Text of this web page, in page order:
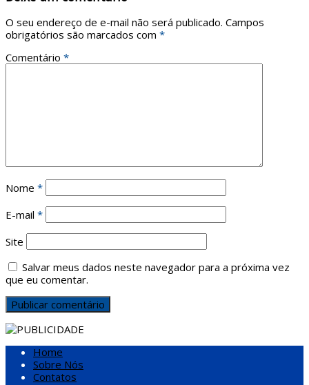
O seu endereço de e-mail não será publicado. Campos
obrigatórios são marcados com *
Comentário *
Nome *
E-mail *
Site
Salvar meus dados neste navegador para a próxima vez
que eu comentar.
Home
Sobre Nós
Contatos